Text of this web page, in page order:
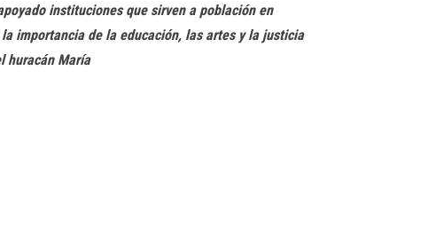
instituciones que sirven a población en
importancia de la educación, las artes y la justicia
huracán María